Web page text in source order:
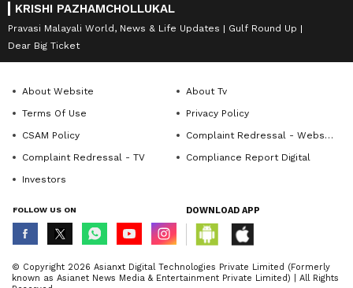
KRISHI PAZHAMCHOLLUKAL
Pravasi Malayali World, News & Life Updates
Gulf Round Up
Dear Big Ticket
About Website
About Tv
Terms Of Use
Privacy Policy
CSAM Policy
Complaint Redressal - Website
Complaint Redressal - TV
Compliance Report Digital
Investors
FOLLOW US ON DOWNLOAD APP
© Copyright 2026 Asianxt Digital Technologies Private Limited (Formerly
known as Asianet News Media & Entertainment Private Limited) | All Rights